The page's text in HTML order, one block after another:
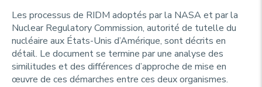
Les processus de RIDM adoptés par la NASA et par la
Nuclear Regulatory Commission, autorité de tutelle du
nucléaire aux États-Unis d’Amérique, sont décrits en
détail. Le document se termine par une analyse des
similitudes et des différences d’approche de mise en
œuvre de ces démarches entre ces deux organismes.